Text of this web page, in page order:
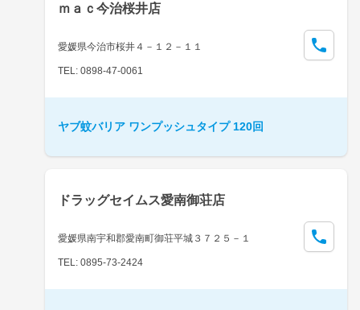
ｍａｃ今治桜井店
愛媛県今治市桜井４－１２－１１
TEL: 0898-47-0061
ヤブ蚊バリア ワンプッシュタイプ 120回
ドラッグセイムス愛南御荘店
愛媛県南宇和郡愛南町御荘平城３７２５－１
TEL: 0895-73-2424